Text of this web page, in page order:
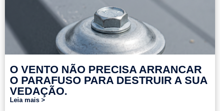
O VENTO NÃO PRECISA ARRANCAR
O PARAFUSO PARA DESTRUIR A SUA
VEDAÇÃO.
Leia mais >